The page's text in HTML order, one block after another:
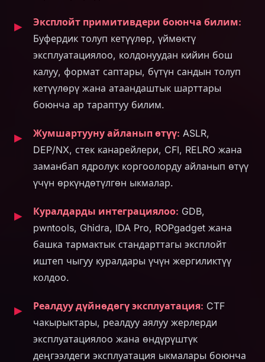
Эксплойт примитивдери боюнча билим:
Буфердик толуп кетүүлөр, үймөктү
эксплуатациялоо, колдонуудан кийин бош
калуу, формат саптары, бүтүн сандын толуп
кетүүлөрү жана атаандаштык шарттары
боюнча ар тараптуу билим.
Жумшартууну айланып өтүү: ASLR,
DEP/NX, стек канарейлери, CFI, RELRO жана
заманбап ядролук коргоолорду айланып өтүү
үчүн өркүндөтүлгөн ыкмалар.
Куралдарды интеграциялоо: GDB,
pwntools, Ghidra, IDA Pro, ROPgadget жана
башка тармактык стандарттагы эксплойт
иштеп чыгуу куралдары үчүн жергиликтүү
колдоо.
Реалдуу дүйнөдөгү эксплуатация: CTF
чакырыктары, реалдуу аялуу жерлерди
эксплуатациялоо жана өндүрүштүк
деңгээлдеги эксплуатация ыкмалары боюнча